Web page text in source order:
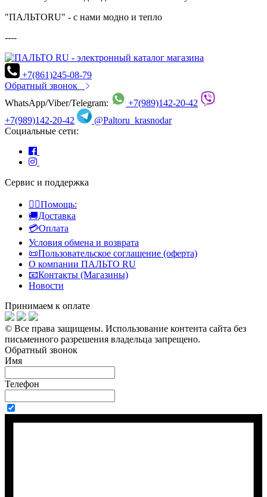
"ПАЛЬТОRU" - с нами модно и тепло
----
+7(861)245-08-79
Обратный звонок
WhatsApp/Viber/Telegram:
+7(989)142-20-42
+7(989)142-20-42
@Paltoru_krasnodar
Социальные сети:
Сервис и поддержка
👍🏻Помощь:
🚚Доставка
💳Оплата
Условия обмена и возврата
📜Пользовательское соглашение (оферта)
О компании ПАЛЬТО RU
📧Контакты (Магазины)
Новости
Принимаем к оплате
© Все права защищены. Использование контента сайта без
письменного разрешения владельца запрещено.
Обратный звонок
Имя
Телефон